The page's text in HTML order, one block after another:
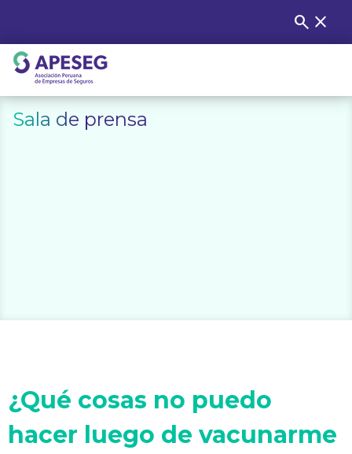
content
Buscar:
search close
APESEG
Sala de prensa
¿Qué cosas no puedo
hacer luego de vacunarme